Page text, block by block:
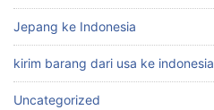
Jepang ke Indonesia
kirim barang dari usa ke indonesia
Uncategorized